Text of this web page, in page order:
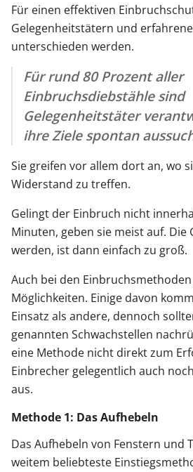
Für einen effektiven
Gelegenheitstätern und
unterschieden werden.
Für rund 80 Prozent aller
Einbruchsdiebstähle sind
Gelegenheitstäter
ihre Ziele spontan
Sie greifen vor allem dort an, wo
Widerstand zu treffen.
Gelingt der Einbruch nicht
Minuten, geben sie meist auf. Die
werden, ist dann einfach zu groß.
Auch bei den
Möglichkeiten. Einige davon
Einsatz als andere, dennoch
genannten Schwachstellen
eine Methode nicht direkt zum
Einbrecher gelegentlich auch
aus.
Methode 1: Das Aufhebeln
Das Aufhebeln von Fenstern und
weitem beliebteste